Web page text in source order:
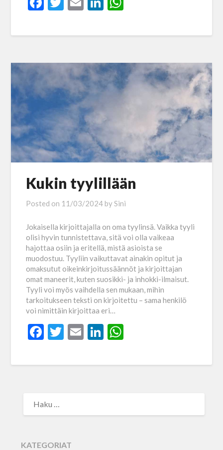
Kukin tyylillään
Posted on 11/03/2024 bySini
Jokaisella kirjoittajalla on oma tyylinsä. Vaikka tyyli
olisi hyvin tunnistettava, sitä voi olla vaikeaa
hajottaa osiin ja eritellä, mistä asioista se
muodostuu. Tyyliin vaikuttavat ainakin opitut ja
omaksutut oikeinkirjoitussäännöt ja kirjoittajan
omat maneerit, kuten suosikki- ja inhokki-ilmaisut.
Tyyli voi myös vaihdella sen mukaan, mihin
tarkoitukseen teksti on kirjoitettu – sama henkilö
voi nimittäin kirjoittaa eri…
Facebook
Twitter
EmailLinkedIn
KATEGORIAT